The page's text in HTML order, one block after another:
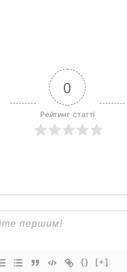
0
Рейтинг статті
{} [+]